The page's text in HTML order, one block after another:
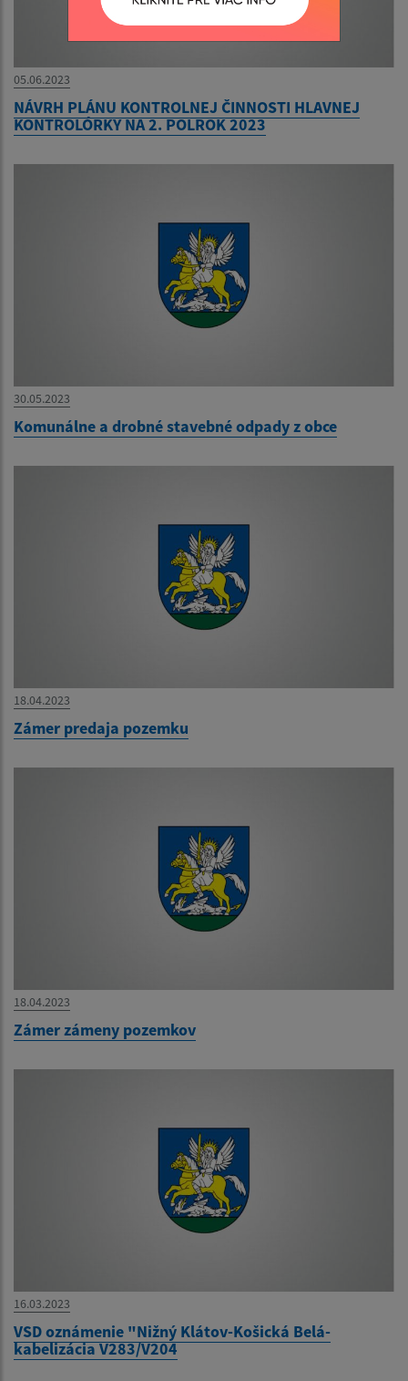
05.06.2023
NÁVRH PLÁNU KONTROLNEJ ČINNOSTI HLAVNEJ
KONTROLÓRKY NA 2. POLROK 2023
30.05.2023
Komunálne a drobné stavebné odpady z obce
18.04.2023
Zámer predaja pozemku
18.04.2023
Zámer zámeny pozemkov
16.03.2023
VSD oznámenie "Nižný Klátov-Košická Belá-
kabelizácia V283/V204